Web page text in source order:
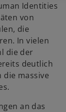
Identities
von
die
In vielen
die der
deutlich
massive
an das